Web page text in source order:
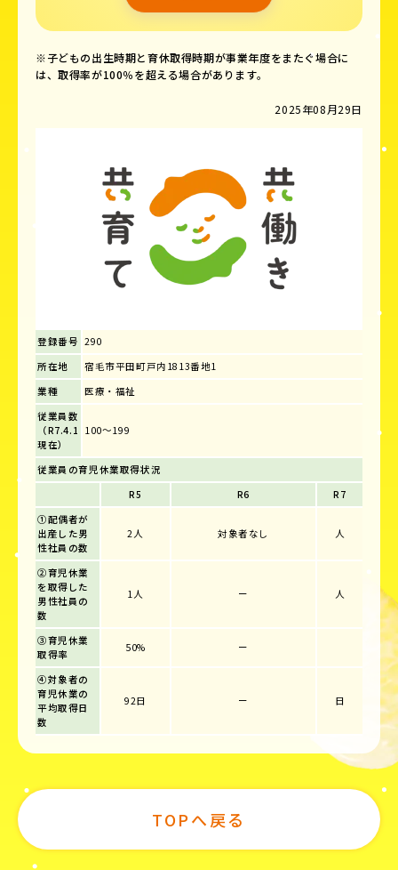
※子どもの出生時期と育休取得時期が事業年度をまたぐ場合に
は、取得率が100％を超える場合があります。
2025年08月29日
登録番号 290
所在地
宿毛市平田町戸内1813番地1
業種
医療・福祉
従業員数
（R7.4.1
現在）
100～199
従業員の育児休業取得状況
R5
R6
R7
①配偶者が
出産した男
性社員の数
2人 対象者なし 人
②育児休業
を取得した
男性社員の
数
1人 ー 人
③育児休業
取得率
50% ー
④対象者の
育児休業の
平均取得日
数
92日 ー 日
TOPへ戻る